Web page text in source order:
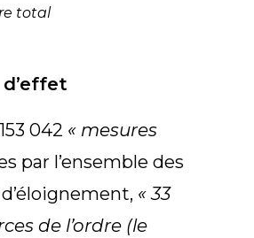
total
042 « mesures
par l’ensemble des
« 33
de l’ordre (le